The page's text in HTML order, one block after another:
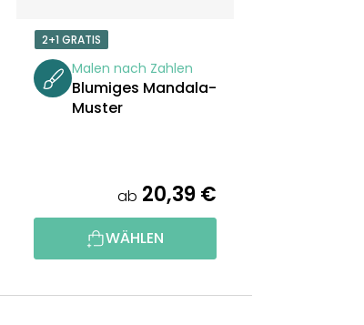
O
R
R
U
N
2+1 GRATIS
Malen nach Zahlen
Blumiges Mandala-
Muster
ab 20,39 €
WÄHLEN